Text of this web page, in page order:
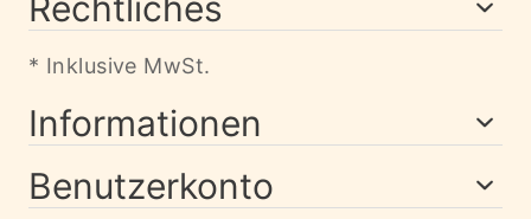
Rechtliches
* Inklusive MwSt.
Informationen
Benutzerkonto